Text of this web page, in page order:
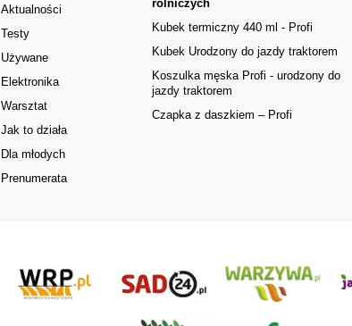
Aktualności
Testy
Używane
Elektronika
Warsztat
Jak to działa
Dla młodych
Prenumerata
rolniczych
Kubek termiczny 440 ml - Profi
Kubek Urodzony do jazdy traktorem
Koszulka męska Profi - urodzony do
jazdy traktorem
Czapka z daszkiem – Profi